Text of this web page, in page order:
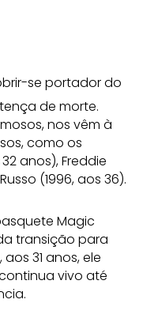
se portador do
de morte.
nos vêm à
como os
anos), Freddie
(1996, aos 36).
Magic
transição para
31 anos, ele
vivo até